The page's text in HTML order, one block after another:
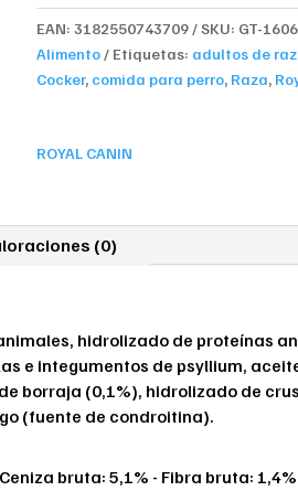
cantidad
EAN: 3182550743709 SKU: GT-1606
Alimento
Etiquetas: adultos de
Cocker, comida para perro, Raza,
ROYAL CANIN
(0)
hidrolizado de proteínas
e integumentos de psyllium,
borraja (0,1%), hidrolizado de
(fuente de condroitina).
bruta: 5,1% - Fibra bruta: 1,4%